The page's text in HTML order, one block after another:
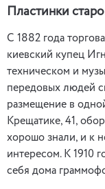
Пластинки
С 1882 года
киевский купец
техническом и
передовых людей
размещение в
Крещатике, 41,
хорошо знали, и к
интересом. К 1910
себя дома